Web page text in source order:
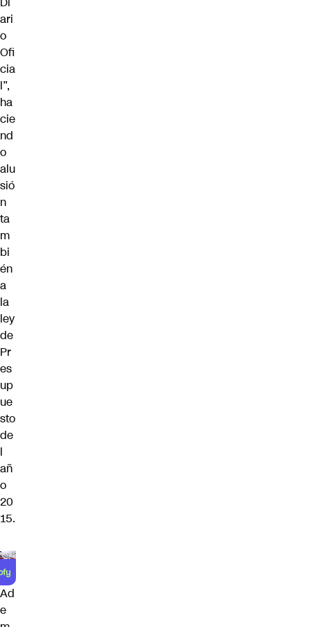
ari
o
Ofi
cia
l”,
ha
cie
nd
o
alu
sió
n
ta
m
bi
én
a
la
ley
de
Pr
es
up
ue
sto
de
l
añ
o
20
15.
Ad
e